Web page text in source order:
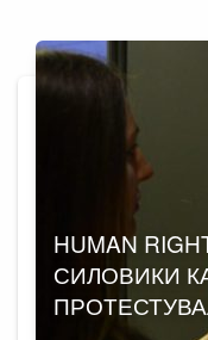
HUMAN
СИЛОВИКИ